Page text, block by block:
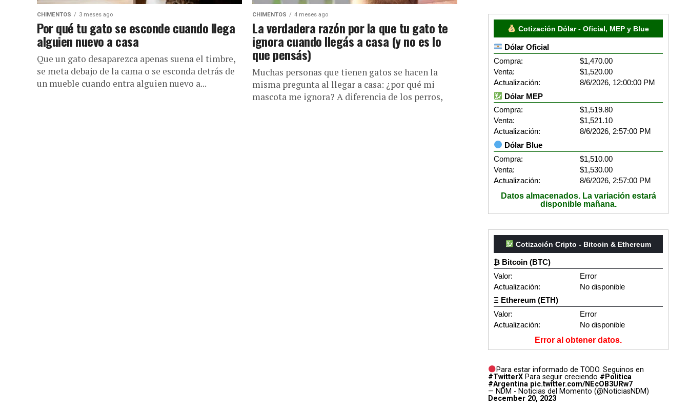
CHIMENTOS 3 meses ago
Por qué tu gato se esconde cuando llega
alguien nuevo a casa
Que un gato desaparezca apenas suena el timbre,
se meta debajo de la cama o se esconda detrás de
un mueble cuando entra alguien nuevo a...
CHIMENTOS 4 meses ago
La verdadera razón por la que tu gato te
ignora cuando llegás a casa (y no es lo
que pensás)
Muchas personas que tienen gatos se hacen la
misma pregunta al llegar a casa: ¿por qué mi
mascota me ignora? A diferencia de los perros,
Cotización Dólar - Oficial, MEP y Blue
Dólar Oficial
Compra:
$1,470.00
Venta:
$1,520.00
Actualización:
8/6/2026, 12:00:00 PM
Dólar MEP
Compra:
$1,519.80
Venta:
$1,521.10
Actualización:
8/6/2026, 2:57:00 PM
Dólar Blue
Compra:
$1,510.00
Venta:
$1,530.00
Actualización:
8/6/2026, 2:57:00 PM
Datos almacenados. La variación estará
disponible mañana.
Cotización Cripto - Bitcoin & Ethereum
₿ Bitcoin (BTC)
Valor:
Error
Actualización:
No disponible
Ξ Ethereum (ETH)
Valor:
Error
Actualización:
No disponible
Error al obtener datos.
Para estar informado de TODO. Seguinos en
#TwitterX Para seguir creciendo #Politica
#Argentina pic.twitter.com/NEcOB3URw7
— NDM - Noticias del Momento (@NoticiasNDM)
December 20, 2023